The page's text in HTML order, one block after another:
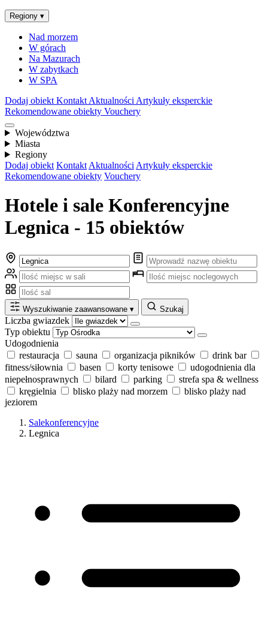
Regiony ▾
Nad morzem
W górach
Na Mazurach
W zabytkach
W SPA
Dodaj obiekt Kontakt Aktualności Artykuły eksperckie
Rekomendowane obiekty Vouchery
Województwa
Miasta
Regiony
Dodaj obiekt Kontakt Aktualności Artykuły eksperckie
Rekomendowane obiekty Vouchery
Hotele i sale Konferencyjne
Legnica - 15 obiektów
Wyszukiwanie zaawansowane ▾ Szukaj
Liczba gwiazdek
Typ obiektu
Udogodnienia
restauracja
sauna organizacja pikników
drink bar
fitness/siłownia
basen korty tenisowe
udogodnienia dla
niepełnosprawnych
bilard parking
strefa spa & wellness
kręgielnia
blisko plaży nad morzem
blisko plaży nad
jeziorem
Salekonferencyjne
Legnica